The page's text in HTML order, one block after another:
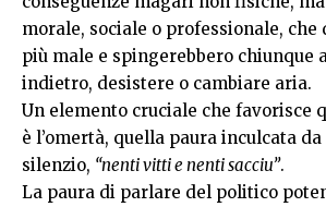
morale, sociale o professionale,
più male e spingerebbero chiunque
indietro, desistere o cambiare aria.
Un elemento cruciale che favorisce
è l’omertà, quella paura inculcata
silenzio, “nenti vitti e nenti sacciu”.
La paura di parlare del politico